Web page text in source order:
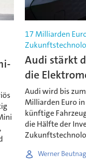
17 Milliarden
Audi stärkt
die
Audi wird bis
Milliarden Euro
künftige
die Hälfte der
Werner